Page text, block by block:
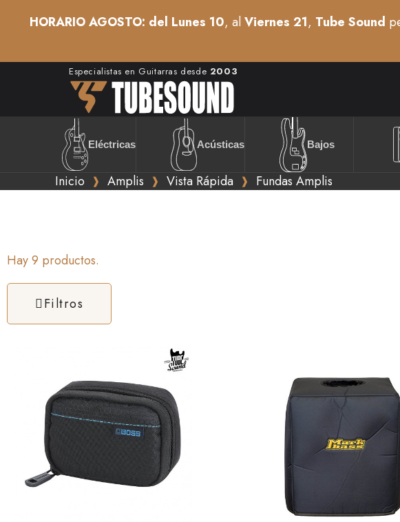
HORARIO AGOSTO: del Lunes 10, alViernes 21, Tube Sound
Especialistas en Guitarras desde 2003
Eléctricas Acústicas Bajos
Inicio Amplis Vista Rápida Fundas Amplis
Hay 9 productos.
Filtros